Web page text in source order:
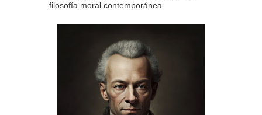
filosofía moral contemporánea.